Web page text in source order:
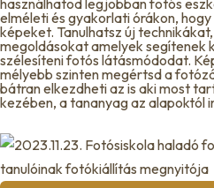
használhatod legjobban fotós
elméleti és gyakorlati órákon,
képeket. Tanulhatsz új
megoldásokat amelyek segítenek
szélesíteni fotós látásmódodat.
mélyebb szinten megértsd a
bátran elkezdheti az is aki most
kezében, a tananyag az alapoktól